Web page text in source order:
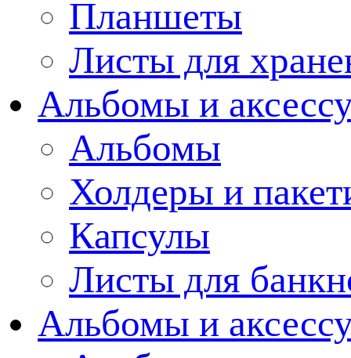
Планшеты
Листы для
Альбомы и
Альбомы
Холдеры и
Капсулы
Листы для
Альбомы и